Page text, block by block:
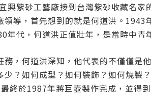
興紫砂工藝廠接到台灣紫砂收藏名
領導，首先想到的就是何道洪。
年代，何道洪正值壯年，是當時中
務，何道洪深知，他代表的不僅僅是
少？如何成型？如何裝飾？如何燒
終於1987年將巨壺製作完成，並得